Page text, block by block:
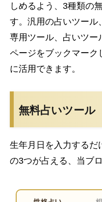
しめるよう、3種類の
す。汎用の占いツール
専用ツール、占いツー
ページをブックマーク
に活用できます。
無料占いツール
生年月日を入力するだ
の3つが占える、当ブ